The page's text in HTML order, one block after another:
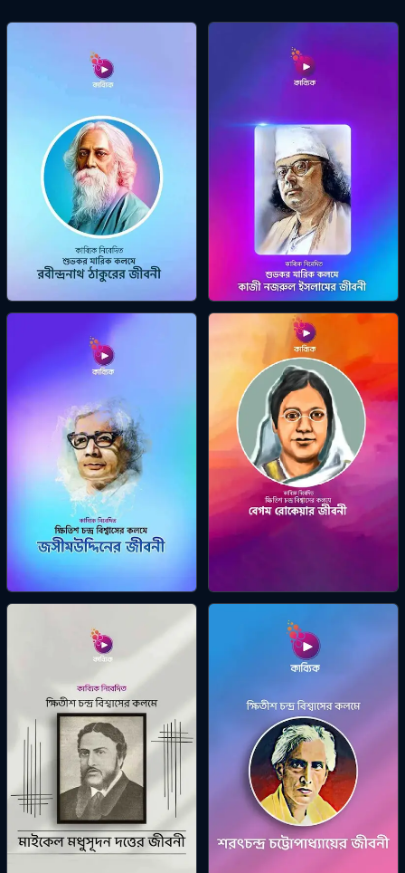
কাজী নজরুল ইসলাম
বেগম রোকেয়ার জীবনী
ক্ষিতীশ চন্দ্র বিশ্বাস